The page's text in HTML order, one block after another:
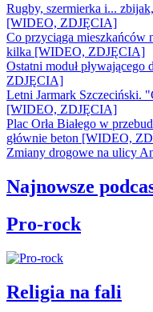
Rugby, szermierka i...
[WIDEO, ZDJĘCIA]
Co przyciąga mieszkańców
kilka [WIDEO, ZDJĘCIA]
Ostatni moduł
ZDJĘCIA]
Letni Jarmark Szczeciński.
[WIDEO, ZDJĘCIA]
Plac Orła Białego w
głównie beton [WIDEO,
Zmiany drogowe na ulicy
Najnowsze
Pro-rock
Religia na fali